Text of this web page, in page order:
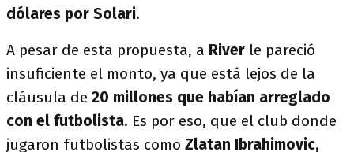
dólares por Solari.
A pesar de esta propuesta, a River le pareció
insuficiente el monto, ya que está lejos de la
cláusula de 20 millones que habían arreglado
con el futbolista. Es por eso, que el club donde
jugaron futbolistas como Zlatan Ibrahimovic,